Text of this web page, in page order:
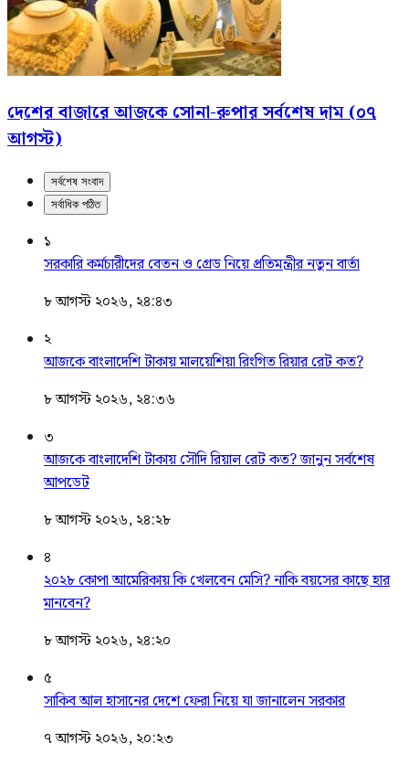
দেশের বাজারে আজকে সোনা-রুপার সর্বশেষ দাম (০৭
আগস্ট)
সর্বশেষ সংবাদ
সর্বাধিক পঠিত
১
সরকারি কর্মচারীদের বেতন ও গ্রেড নিয়ে প্রতিমন্ত্রীর নতুন বার্তা
৮ আগস্ট ২০২৬, ২৪:৪৩
২
আজকে বাংলাদেশি টাকায় মালয়েশিয়া রিংগিত রিয়ার রেট কত?
৮ আগস্ট ২০২৬, ২৪:৩৬
৩
আজকে বাংলাদেশি টাকায় সৌদি রিয়াল রেট কত? জানুন সর্বশেষ
আপডেট
৮ আগস্ট ২০২৬, ২৪:২৮
৪
২০২৮ কোপা আমেরিকায় কি খেলবেন মেসি? নাকি বয়সের কাছে হার
মানবেন?
৮ আগস্ট ২০২৬, ২৪:২০
৫
সাকিব আল হাসানের দেশে ফেরা নিয়ে যা জানালেন সরকার
৭ আগস্ট ২০২৬, ২০:২৩